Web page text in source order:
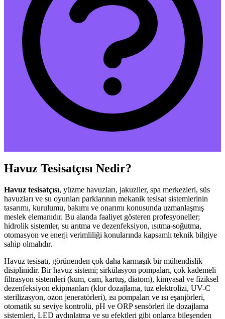
Havuz Tesisatçısı Nedir?
Havuz tesisatçısı, yüzme havuzları, jakuziler, spa merkezleri, süs
havuzları ve su oyunları parklarının mekanik tesisat sistemlerinin
tasarımı, kurulumu, bakımı ve onarımı konusunda uzmanlaşmış
meslek elemanıdır. Bu alanda faaliyet gösteren profesyoneller;
hidrolik sistemler, su arıtma ve dezenfeksiyon, ısıtma-soğutma,
otomasyon ve enerji verimliliği konularında kapsamlı teknik bilgiye
sahip olmalıdır.
Havuz tesisatı, görünenden çok daha karmaşık bir mühendislik
disiplinidir. Bir havuz sistemi; sirkülasyon pompaları, çok kademeli
filtrasyon sistemleri (kum, cam, kartuş, diatom), kimyasal ve fiziksel
dezenfeksiyon ekipmanları (klor dozajlama, tuz elektrolizi, UV-C
sterilizasyon, ozon jeneratörleri), ısı pompaları ve ısı eşanjörleri,
otomatik su seviye kontrolü, pH ve ORP sensörleri ile dozajlama
sistemleri, LED aydınlatma ve su efektleri gibi onlarca bileşenden